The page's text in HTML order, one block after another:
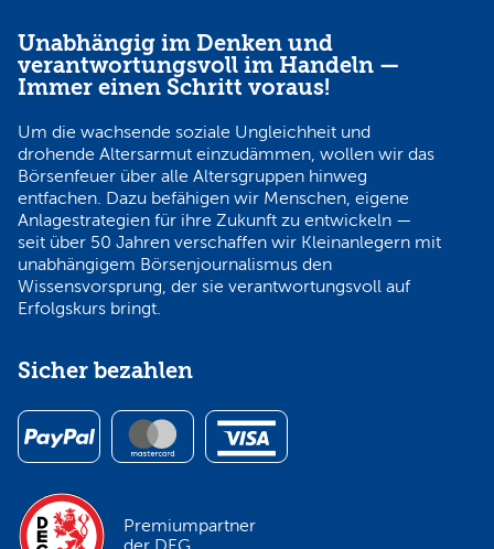
Unabhängig im Denken und
verantwortungsvoll im Handeln —
Immer einen Schritt voraus!
Um die wachsende soziale Ungleichheit und
drohende Altersarmut einzudämmen, wollen wir das
Börsenfeuer über alle Altersgruppen hinweg
entfachen. Dazu befähigen wir Menschen, eigene
Anlagestrategien für ihre Zukunft zu entwickeln —
seit über 50 Jahren verschaffen wir Kleinanlegern mit
unabhängigem Börsenjournalismus den
Wissensvorsprung, der sie verantwortungsvoll auf
Erfolgskurs bringt.
Sicher bezahlen
Premiumpartner